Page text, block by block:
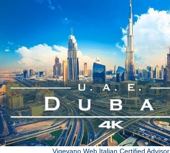
Vigevano Web Italian Certified Advisor